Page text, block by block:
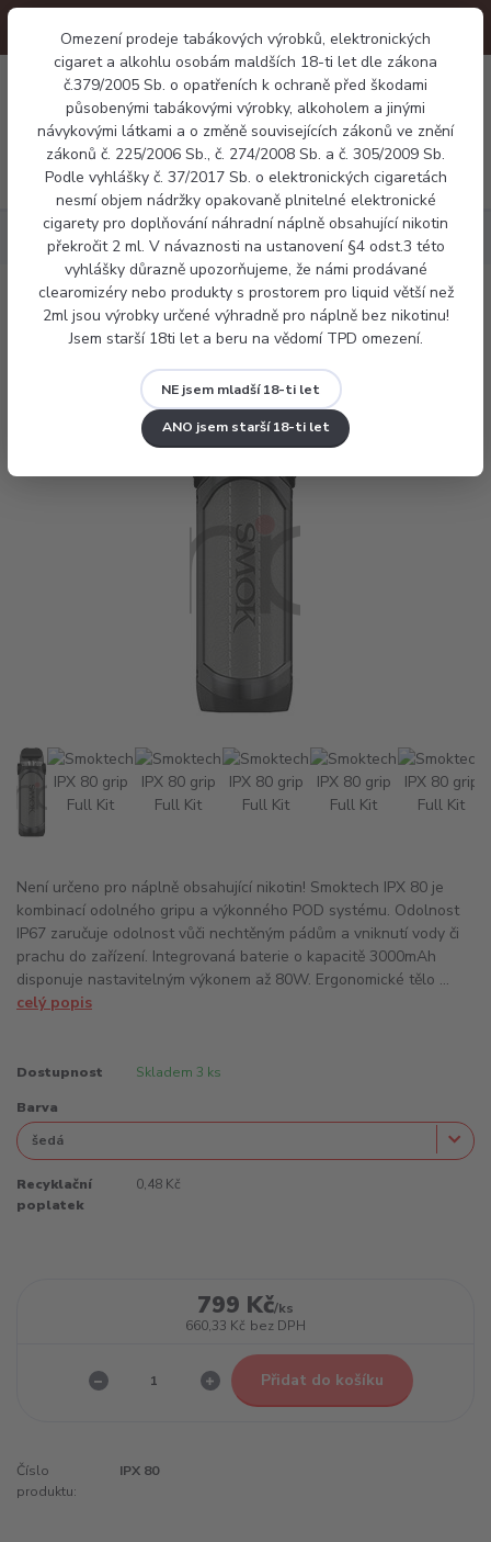
Omezení prodeje tabákových výrobků, elektronických
cigaret a alkohlu osobám maldších 18-ti let dle zákona
č.379/2005 Sb. o opatřeních k ochraně před škodami
působenými tabákovými výrobky, alkoholem a jinými
návykovými látkami a o změně souvisejících zákonů ve znění
zákonů č. 225/2006 Sb., č. 274/2008 Sb. a č. 305/2009 Sb.
Podle vyhlášky č. 37/2017 Sb. o elektronických cigaretách
nesmí objem nádržky opakovaně plnitelné elektronické
cigarety pro doplňování náhradní náplně obsahující nikotin
překročit 2 ml. V návaznosti na ustanovení §4 odst.3 této
vyhlášky důrazně upozorňujeme, že námi prodávané
clearomizéry nebo produkty s prostorem pro liquid větší než
2ml jsou výrobky určené výhradně pro náplně bez nikotinu!
Jsem starší 18ti let a beru na vědomí TPD omezení.
NE jsem mladší 18-ti let
ANO jsem starší 18-ti let
Menu
0 Kč
Elektronické cigarety Smoktech IPX 80 grip Full Kit
Smoktech IPX 80 grip Full Kit
Není určeno pro náplně obsahující nikotin! Smoktech IPX 80 je
kombinací odolného gripu a výkonného POD systému. Odolnost
IP67 zaručuje odolnost vůči nechtěným pádům a vniknutí vody či
prachu do zařízení. Integrovaná baterie o kapacitě 3000mAh
disponuje nastavitelným výkonem až 80W. Ergonomické tělo ...
celý popis
Dostupnost Skladem 3 ks
Barva
Recyklační
poplatek
0,48 Kč
799 Kč/ks
660,33 Kč bez DPH
Přidat do košíku
Číslo
produktu:
IPX 80